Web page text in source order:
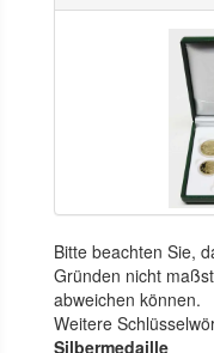
Bitte beachten Sie,
Gründen nicht
abweichen können.
Weitere
Silbermedaille